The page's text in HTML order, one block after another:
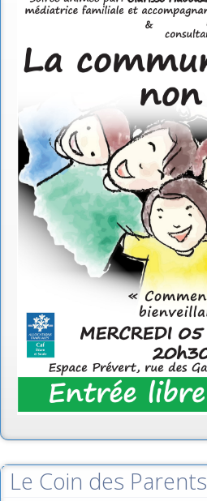
Le Coin des Parents